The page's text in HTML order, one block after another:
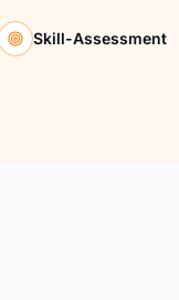
Skill-Assessment